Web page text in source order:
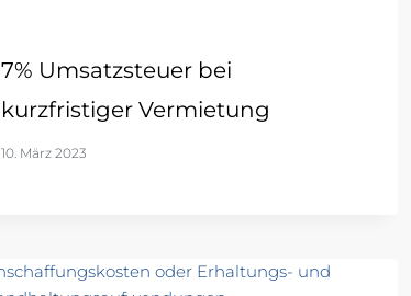
7% Umsatzsteuer bei
kurzfristiger Vermietung
10. März 2023